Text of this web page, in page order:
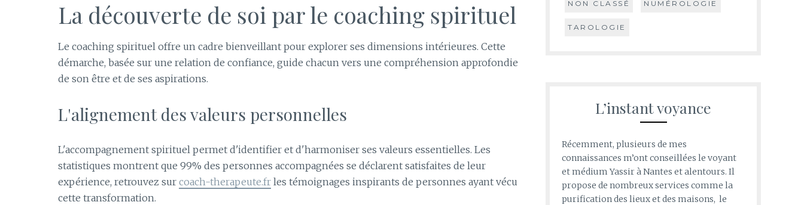
La découverte de soi par le coaching spirituel
Le coaching spirituel offre un cadre bienveillant pour explorer ses dimensions intérieures. Cette
démarche, basée sur une relation de confiance, guide chacun vers une compréhension approfondie
de son être et de ses aspirations.
L'alignement des valeurs personnelles
L'accompagnement spirituel permet d'identifier et d'harmoniser ses valeurs essentielles. Les
statistiques montrent que 99% des personnes accompagnées se déclarent satisfaites de leur
expérience, retrouvez sur coach-therapeute.fr les témoignages inspirants de personnes ayant vécu
cette transformation.
NON CLASSÉ NUMÉROLOGIE
TAROLOGIE
L’instant voyance
Récemment, plusieurs de mes
connaissances m’ont conseillées le voyant
et médium Yassir à Nantes et alentours. Il
propose de nombreux services comme la
purification des lieux et des maisons, le